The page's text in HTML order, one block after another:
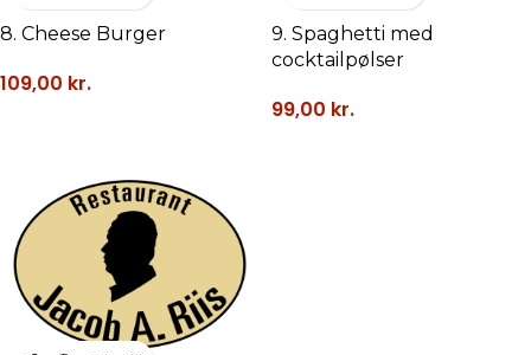
8. Cheese Burger
109,00 kr.
9. Spaghetti med
cocktailpølser
99,00 kr.